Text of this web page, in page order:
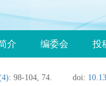
介 编委会 投
: 98-104, 74. doi: